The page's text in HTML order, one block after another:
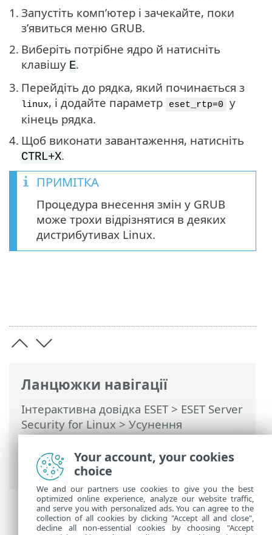
Ланцюжки навігації
Інтерактивна довідка ESET> ESET Server
Security for Linux>Усунення
неполадок> Вимкнення захисту в
режимі реального часу під час
завантаження
1. Запустіть комп’ютер і зачекайте, поки
з’явиться меню GRUB.
2. Виберіть потрібне ядро й натисніть
клавішу E.
3. Перейдіть до рядка, який починається з
linux, і додайте параметр eset_rtp=0
у
кінець рядка.
4. Щоб виконати завантаження, натисніть
CTRL+X.
ПРИМІТКА
Процедура внесення змін у GRUB
може трохи відрізнятися в деяких
дистрибутивах Linux.
Your account, your cookies
choice
We and our partners use cookies to give you the best
optimized online experience, analyze our website traffic,
and serve you with personalized ads. You can agree to the
collection of all cookies by clicking "Accept all and close",
decline all non-essential cookies by choosing "Accept